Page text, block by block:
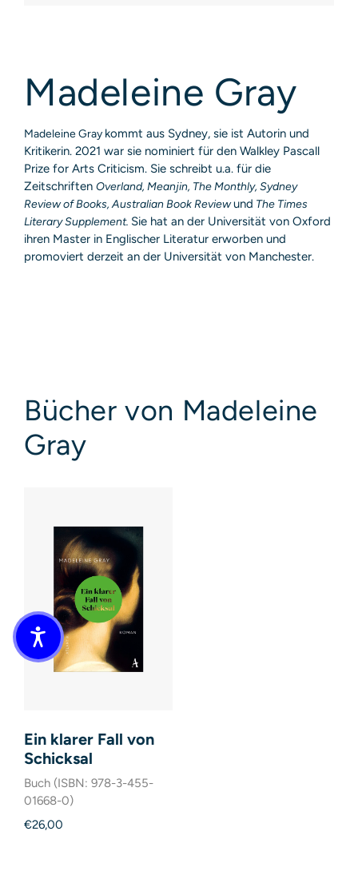
Madeleine Gray
Madeleine Gray kommt aus Sydney, sie ist Autorin und
Kritikerin. 2021 war sie nominiert für den Walkley Pascall
Prize for Arts Criticism. Sie schreibt u.a. für die
Zeitschriften Overland, Meanjin, The Monthly, Sydney
Review of Books, Australian Book Reviewund The Times
Literary Supplement. Sie hat an der Universität von Oxford
ihren Master in Englischer Literatur erworben und
promoviert derzeit an der Universität von Manchester.
Bücher von Madeleine
Gray
Ein klarer Fall von
Schicksal
Buch (ISBN: 978-3-455-
01668-0)
€26,00